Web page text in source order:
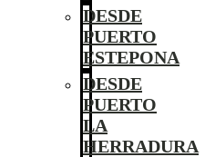
DESDE
PUERTO
ESTEPONA
DESDE
PUERTO
LA
HERRADURA